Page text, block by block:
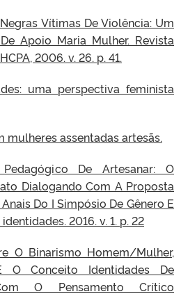
Vítimas De Violência: Um
Apoio Maria Mulher. Revista
2006. v. 26. p. 41.
uma perspectiva feminista
mulheres assentadas artesãs.
De Artesanar: O
Dialogando Com A Proposta
Do I Simpósio De Gênero E
2016. v. 1. p. 22
O Binarismo Homem/Mulher,
O Conceito Identidades De
O Pensamento Crítico